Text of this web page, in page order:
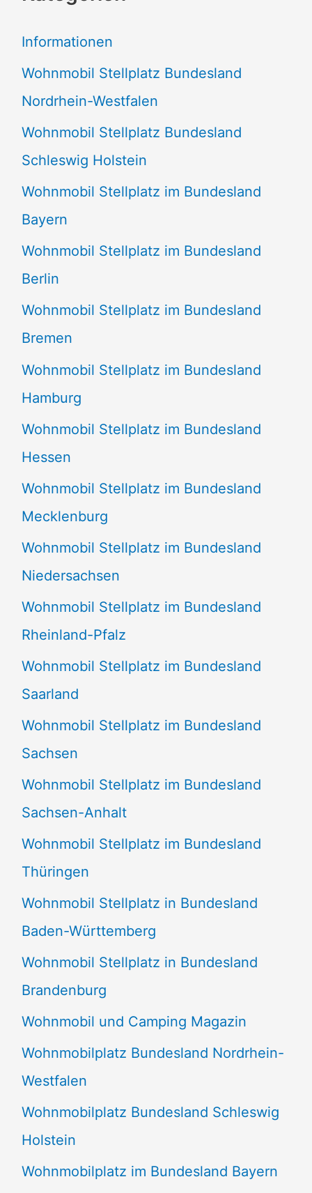
n
n
a
c
h
:
Informationen
Wohnmobil Stellplatz Bundesland
Nordrhein-Westfalen
Wohnmobil Stellplatz Bundesland
Schleswig Holstein
Wohnmobil Stellplatz im Bundesland
Bayern
Wohnmobil Stellplatz im Bundesland
Berlin
Wohnmobil Stellplatz im Bundesland
Bremen
Wohnmobil Stellplatz im Bundesland
Hamburg
Wohnmobil Stellplatz im Bundesland
Hessen
Wohnmobil Stellplatz im Bundesland
Mecklenburg
Wohnmobil Stellplatz im Bundesland
Niedersachsen
Wohnmobil Stellplatz im Bundesland
Rheinland-Pfalz
Wohnmobil Stellplatz im Bundesland
Saarland
Wohnmobil Stellplatz im Bundesland
Sachsen
Wohnmobil Stellplatz im Bundesland
Sachsen-Anhalt
Wohnmobil Stellplatz im Bundesland
Thüringen
Wohnmobil Stellplatz in Bundesland
Baden-Württemberg
Wohnmobil Stellplatz in Bundesland
Brandenburg
Wohnmobil und Camping Magazin
Wohnmobilplatz Bundesland Nordrhein-
Westfalen
Wohnmobilplatz Bundesland Schleswig
Holstein
Wohnmobilplatz im Bundesland Bayern